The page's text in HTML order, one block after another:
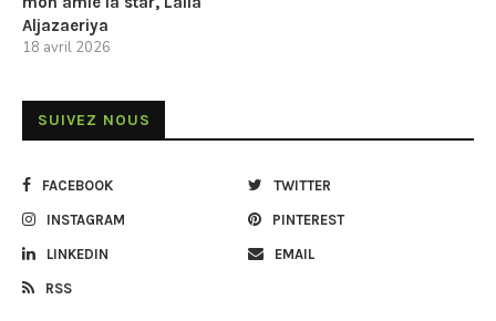
Aljazaeriya
18 avril 2026
SUIVEZ NOUS
FACEBOOK TWITTER
INSTAGRAM PINTEREST
LINKEDIN EMAIL
RSS